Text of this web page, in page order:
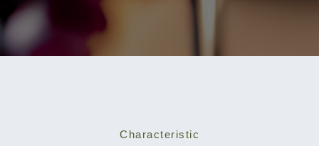
Characteristic